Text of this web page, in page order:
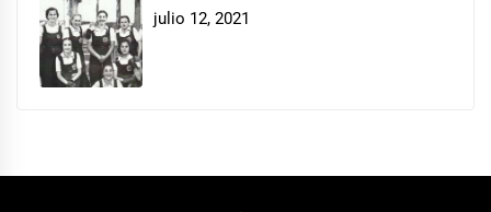
julio 12, 2021